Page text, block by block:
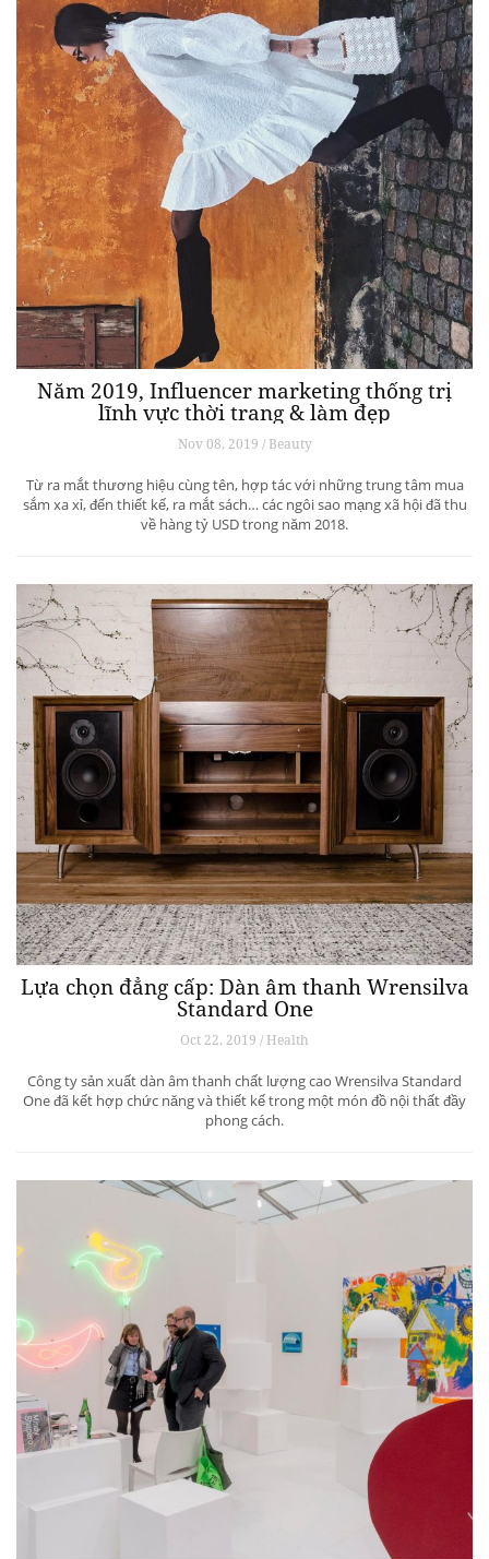
Năm 2019, Influencer marketing thống trị
lĩnh vực thời trang & làm đẹp
Nov 08, 2019 / Beauty
Từ ra mắt thương hiệu cùng tên, hợp tác với những trung tâm mua
sắm xa xỉ, đến thiết kế, ra mắt sách… các ngôi sao mạng xã hội đã thu
về hàng tỷ USD trong năm 2018.
Lựa chọn đẳng cấp: Dàn âm thanh Wrensilva
Standard One
Oct 22, 2019 / Health
Công ty sản xuất dàn âm thanh chất lượng cao Wrensilva Standard
One đã kết hợp chức năng và thiết kế trong một món đồ nội thất đầy
phong cách.